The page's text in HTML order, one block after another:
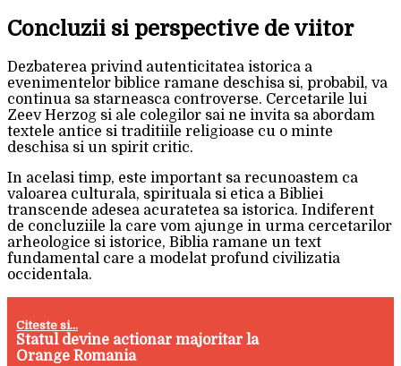
Concluzii si perspective de viitor
Dezbaterea privind autenticitatea istorica a
evenimentelor biblice ramane deschisa si, probabil, va
continua sa starneasca controverse. Cercetarile lui
Zeev Herzog si ale colegilor sai ne invita sa abordam
textele antice si traditiile religioase cu o minte
deschisa si un spirit critic.
In acelasi timp, este important sa recunoastem ca
valoarea culturala, spirituala si etica a Bibliei
transcende adesea acuratetea sa istorica. Indiferent
de concluziile la care vom ajunge in urma cercetarilor
arheologice si istorice, Biblia ramane un text
fundamental care a modelat profund civilizatia
occidentala.
Citeste si...
Statul devine actionar majoritar la
Orange Romania